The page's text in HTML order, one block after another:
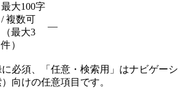
最大100字
/ 複数可
（最大3
件）
—
必須、「任意・検索用」はナビゲーシ
向けの任意項目です。